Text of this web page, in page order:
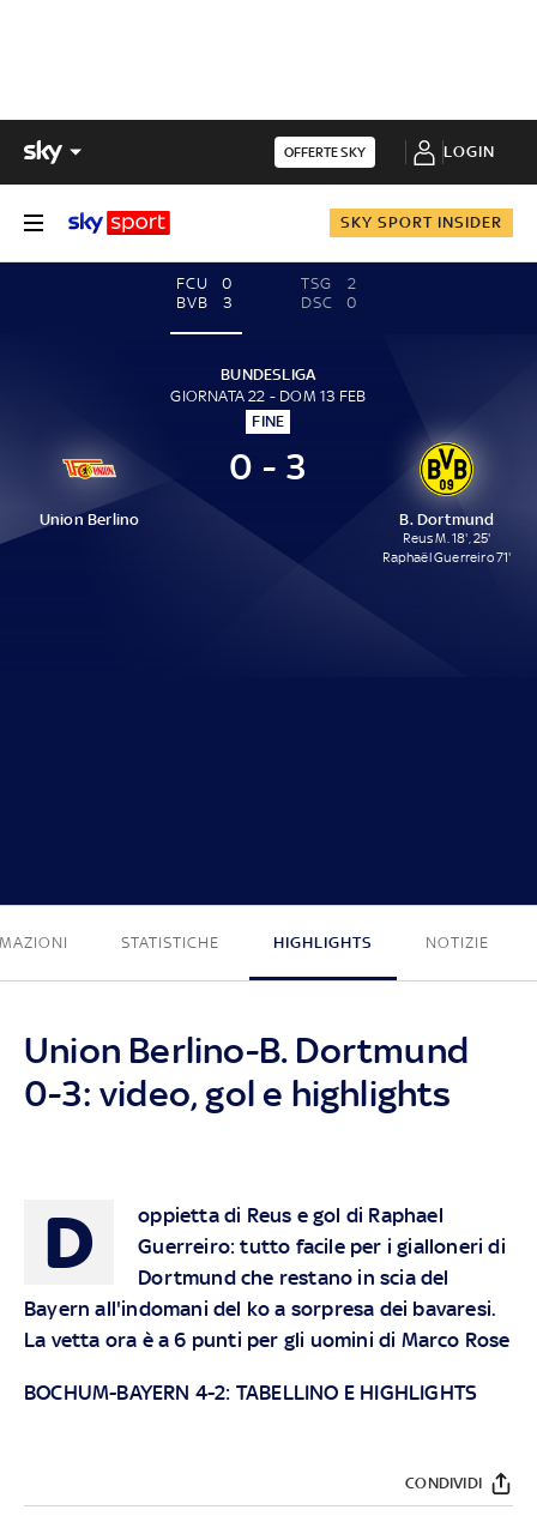
OFFERTE SKY LOGIN
SKY SPORT INSIDER
FCU
0
BVB
3
TSG
2
DSC
0
BUNDESLIGA
GIORNATA 22 - DOM 13 FEB
FINE
Union Berlino
0 - 3
B. Dortmund
Reus M. 18', 25'
Raphaël Guerreiro 71'
STATISTICHE HIGHLIGHTS NOTIZIE
Union Berlino-B. Dortmund
0-3: video, gol e highlights
D
oppietta di Reus e gol di Raphael
Guerreiro: tutto facile per i gialloneri di
Dortmund che restano in scia del
Bayern all'indomani del ko a sorpresa dei bavaresi.
La vetta ora è a 6 punti per gli uomini di Marco Rose
BOCHUM-BAYERN 4-2: TABELLINO E HIGHLIGHTS
CONDIVIDI